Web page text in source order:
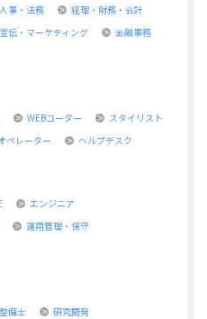
事・法務
経理・財務・会計
伝・マーケティング
金融事務
WEBコーダー
スタイリスト
ペレーター ヘルプデスク
エンジニア
運用管理・保守
整備士 研究開発